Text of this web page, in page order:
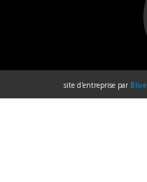
site d'entreprise par Blue